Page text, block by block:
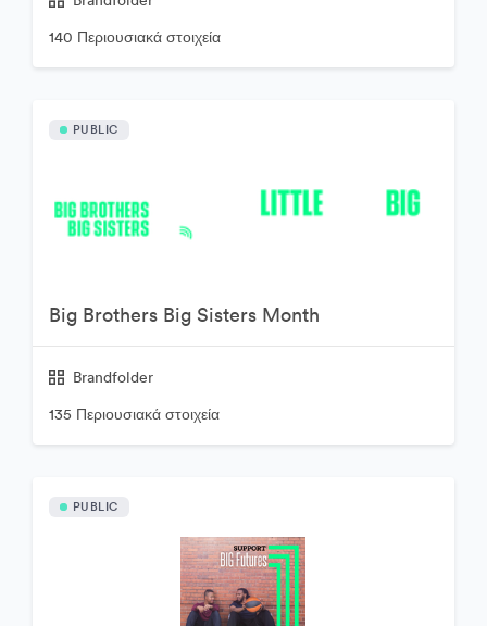
140 Περιουσιακά στοιχεία
PUBLIC
Big Brothers Big Sisters Month
Brandfolder
135 Περιουσιακά στοιχεία
PUBLIC